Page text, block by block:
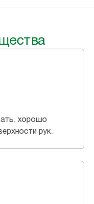
хорошо
рук.